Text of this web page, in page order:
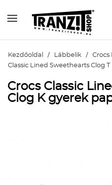
Kezdőoldal / Lábbelik / Crocs
Classic Lined Sweethearts Clog T
Crocs Classic
Clog K gyerek